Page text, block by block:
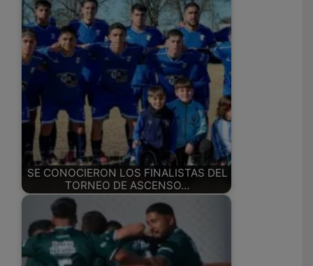
SE CONOCIERON LOS FINALISTAS DEL
TORNEO DE ASCENSO…